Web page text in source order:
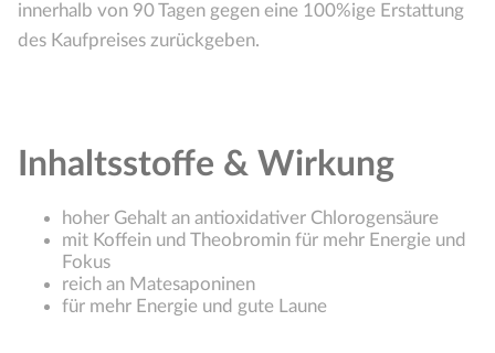
innerhalb von 90 Tagen gegen eine 100%ige Erstattung
des Kaufpreises zurückgeben.
Inhaltsstoffe & Wirkung
hoher Gehalt an antioxidativer Chlorogensäure
mit Koffein und Theobromin für mehr Energie und
Fokus
reich an Matesaponinen
für mehr Energie und gute Laune